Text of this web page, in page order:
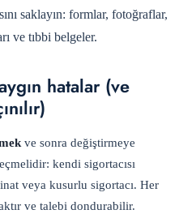
saklayın: formlar, fotoğraflar,
ve tıbbi belgeler.
hatalar (ve
ve sonra değiştirmeye
kendi sigortacısı
veya kusurlu sigortacı. Her
ve talebi dondurabilir.